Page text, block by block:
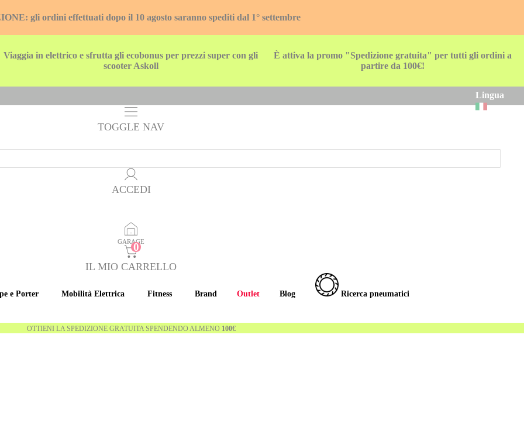
gli ordini effettuati dopo il 10 agosto saranno spediti dal 1° settembre
Viaggia in elettrico e sfrutta gli ecobonus per prezzi super con gli
scooter Askoll
È attiva la promo "Spedizione gratuita" per tutti gli ordini a
partire da 100€!
Lingua
TOGGLE NAV
ACCEDI
GARAGE
IL MIO CARRELLO
e Porter Mobilità Elettrica Fitness Brand Outlet Blog Ricerca pneumatici
OTTIENI LA SPEDIZIONE GRATUITA SPENDENDO ALMENO 100€